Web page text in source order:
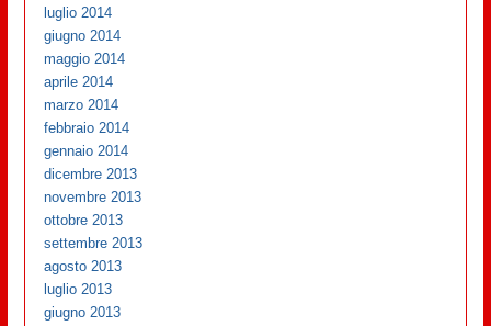
luglio 2014
giugno 2014
maggio 2014
aprile 2014
marzo 2014
febbraio 2014
gennaio 2014
dicembre 2013
novembre 2013
ottobre 2013
settembre 2013
agosto 2013
luglio 2013
giugno 2013